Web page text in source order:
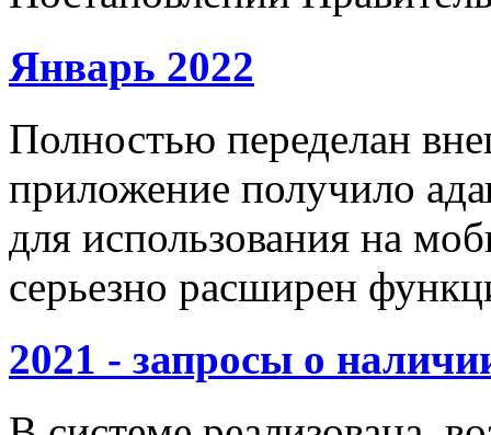
Январь 2022
Полностью переделан
приложение получило
для использования на
серьезно расширен
2021 - запросы о